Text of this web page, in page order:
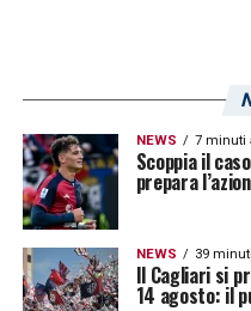
NEWS 7 minuti
Scoppia il
prepara
NEWS 39
Il Cagliari si
14 agosto: il